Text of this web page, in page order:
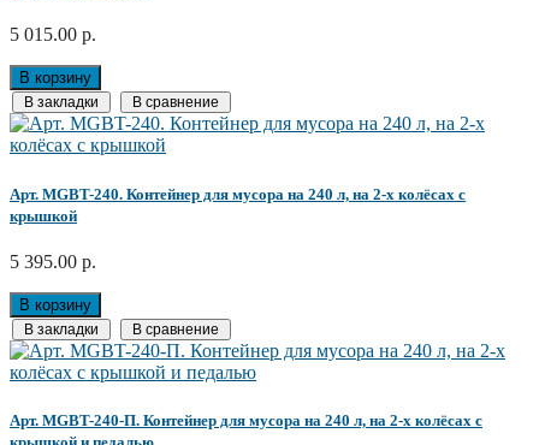
5 015.00 р.
В корзину
В закладки В сравнение
Арт. MGBT-240. Контейнер для мусора на 240 л, на 2-х колёсах с
крышкой
5 395.00 р.
В корзину
В закладки В сравнение
Арт. MGBT-240-П. Контейнер для мусора на 240 л, на 2-х колёсах с